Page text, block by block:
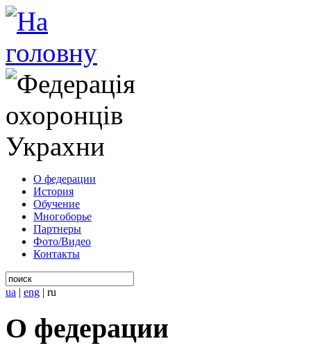
О федерации
История
Обучение
Многоборье
Партнеры
Фото/Видео
Контакты
ua | eng | ru
О федерации